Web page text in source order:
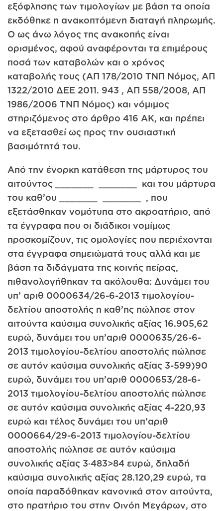
εξόφλησης των τιμολογίων με βάση τα οποία
εκδόθηκε η ανακοπτόμενη διαταγή πληρωμής.
Ο ως άνω λόγος της ανακοπής είναι
ορισμένος, αφού αναφέρονται τα επιμέρους
ποσά των καταβολών και ο χρόνος
καταβολής τους (ΑΠ 178/2010 ΤΝΠ Νόμος, ΑΠ
1322/2010 ΔΕΕ 2011. 943 , ΑΠ 558/2008, ΑΠ
1986/2006 ΤΝΠ Νόμος) και νόμιμος
στηριζόμενος στο άρθρο 416 ΑΚ, και πρέπει
να εξετασθεί ως προς την ουσιαστική
βασιμότητά του.
Από την ένορκη κατάθεση της μάρτυρος του
αιτούντος _______ _______ και του μάρτυρα
του καθ’ου _______ _______ , που
εξετάσθηκαν νομότυπα στο ακροατήριο, από
τα έγγραφα που οι διάδικοι νομίμως
προσκομίζουν, τις ομολογίες που περιέχονται
στα έγγραφα σημειώματά τους αλλά και με
βάση τα διδάγματα της κοινής πείρας,
πιθανολογήθηκαν τα ακόλουθα: Δυνάμει του
υπ’ αριθ 0000634/26-6-2013 τιμολογίου-
δελτίου αποστολής η καθ’ης πώλησε στον
αιτούντα καύσιμα συνολικής αξίας 16.905,62
ευρώ, δυνάμει του υπ’αριθ 0000635/26-6-
2013 τιμολογίου-δελτίου αποστολής πώλησε
σε αυτόν καύσιμα συνολικής αξίας 3-599)90
ευρώ, δυνάμει του υπ’αριθ 0000653/28-6-
2013 τιμολογίου-δελτίου αποστολής πώλησε
σε αυτόν καύσιμα συνολικής αξίας 4-220,93
ευρώ και τέλος δυνάμει του υπ’αριθ
0000664/29-6-2013 τιμολογίου-δελτίου
αποστολής πώλησε σε αυτόν καύσιμα
συνολικής αξίας 3·483>84 ευρώ, δηλαδή
καύσιμα συνολικής αξίας 28.120,29 ευρώ, τα
οποία παραδόθηκαν κανονικά στον αιτούντα,
στο πρατήριο του στην Οινόη Μεγάρων, στο